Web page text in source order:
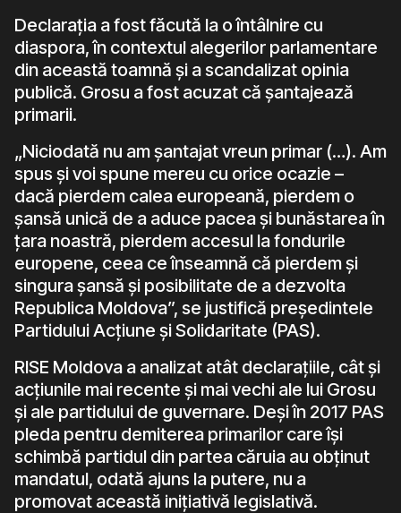
Declarația a fost făcută la o întâlnire cu
diaspora, în contextul alegerilor parlamentare
din această toamnă și a scandalizat opinia
publică. Grosu a fost acuzat că șantajează
primarii.
„Niciodată nu am șantajat vreun primar (…). Am
spus și voi spune mereu cu orice ocazie –
dacă pierdem calea europeană, pierdem o
șansă unică de a aduce pacea și bunăstarea în
țara noastră, pierdem accesul la fondurile
europene, ceea ce înseamnă că pierdem și
singura șansă și posibilitate de a dezvolta
Republica Moldova”, se justifică președintele
Partidului Acțiune și Solidaritate (PAS).
RISE Moldova a analizat atât declarațiile, cât și
acțiunile mai recente și mai vechi ale lui Grosu
și ale partidului de guvernare. Deși în 2017 PAS
pleda pentru demiterea primarilor care își
schimbă partidul din partea căruia au obținut
mandatul, odată ajuns la putere, nu a
promovat această inițiativă legislativă.